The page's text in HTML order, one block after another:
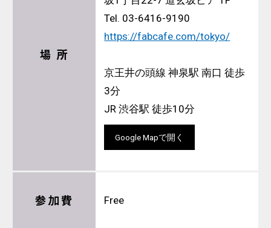
場 所
Tel. 03-6416-9190
https://fabcafe.com/tokyo/
京王井の頭線 神泉駅 南口 徒歩
3分
JR 渋谷駅 徒歩10分
Google Mapで開く
参加費 Free